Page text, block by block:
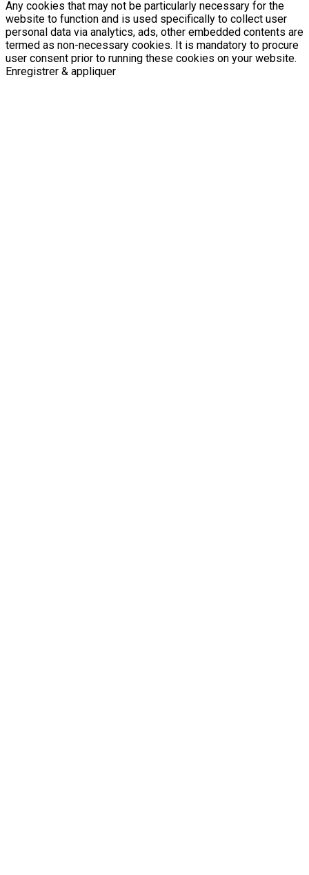
Any cookies that may not be particularly necessary for the
website to function and is used specifically to collect user
personal data via analytics, ads, other embedded contents are
termed as non-necessary cookies. It is mandatory to procure
user consent prior to running these cookies on your website.
Enregistrer & appliquer